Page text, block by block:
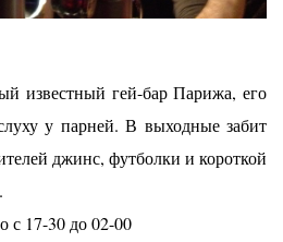
известный гей-бар Парижа, его
у парней. В выходные забит
джинс, футболки и короткой
с 17-30 до 02-00